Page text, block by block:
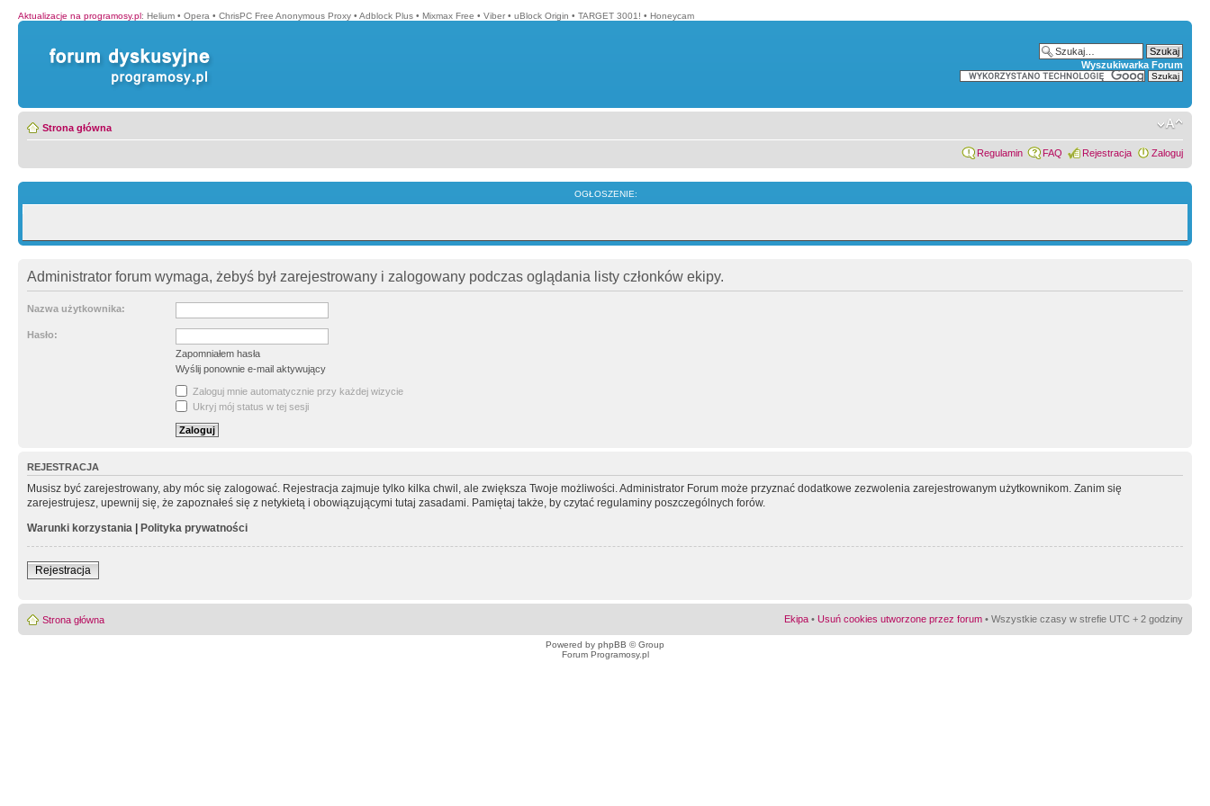
Aktualizacje na programosy.pl: Helium • Opera • ChrisPC Free Anonymous Proxy • Adblock Plus • Mixmax Free • Viber • uBlock Origin • TARGET 3001! • Honeycam
Wyszukiwarka Forum
Strona główna
Regulamin FAQ Rejestracja Zaloguj
OGŁOSZENIE:
Administrator forum wymaga, żebyś był zarejestrowany i zalogowany podczas oglądania listy członków ekipy.
Nazwa użytkownika:
Hasło:
Zapomniałem hasła
Wyślij ponownie e-mail aktywujący
Zaloguj mnie automatycznie przy każdej wizycie
Ukryj mój status w tej sesji
REJESTRACJA
Musisz być zarejestrowany, aby móc się zalogować. Rejestracja zajmuje tylko kilka chwil, ale zwiększa Twoje możliwości. Administrator Forum może przyznać dodatkowe zezwolenia zarejestrowanym użytkownikom. Zanim się
zarejestrujesz, upewnij się, że zapoznałeś się z netykietą i obowiązującymi tutaj zasadami. Pamiętaj także, by czytać regulaminy poszczególnych forów.
Warunki korzystania | Polityka prywatności
Rejestracja
Strona główna Ekipa • Usuń cookies utworzone przez forum • Wszystkie czasy w strefie UTC + 2 godziny
Powered by phpBB © Group
Forum Programosy.pl